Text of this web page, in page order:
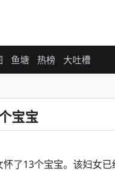
鱼塘 热榜 大吐槽
宝宝
了13个宝宝。该妇女